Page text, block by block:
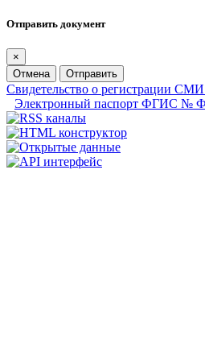
Отправить документ
×
Отмена
Отправить
Свидетельство о регистрации
Электронный паспорт ФГИС №